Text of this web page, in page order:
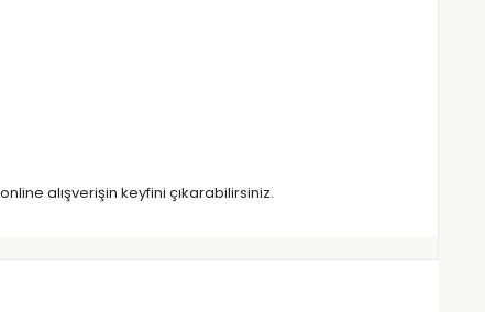
alışverişin keyfini çıkarabilirsiniz.